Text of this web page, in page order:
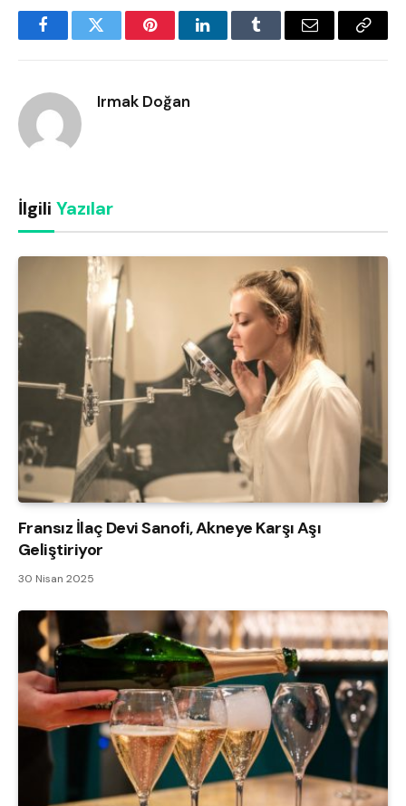
FacebookTwitter PinterestLinkedInTumblr Email
Copy
Irmak Doğan
İlgili Yazılar
Fransız İlaç Devi Sanofi, Akneye Karşı Aşı
Geliştiriyor
30 Nisan 2025